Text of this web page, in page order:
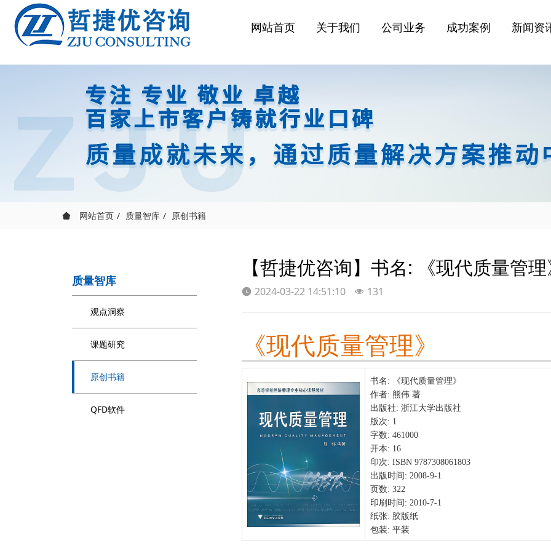
网站首页 关于我们
公司简介 首席专家 咨询团队
合作客户
联系我们 招贤纳士
公司业务
咨询服务
（省市区县政府
质量奖）
管理专项改进
质量功能展开
（QFD）
培训服务
管理提升优化
实战型质量改进
质量功能展开
（QFD）
政府服务
企业顾客满意度
测评
成功案例
中国质量奖
卓越绩效模式
（省市区县政府质
管理专项改进
培训服务 政府服务
新闻资
公司新闻 政府政策 获奖信息
观点洞察 课题研究 原创书籍
网站首页 质量智库 原创书籍
【哲捷优咨询】书名: 《现代质量管理
2024-03-22 14:51:10 131
《现代质量管理》
书名:
《现代质量管理》
作者: 熊伟 著
出版社: 浙江大学出版社
版次: 1
字数: 461000
开本: 16
印次: ISBN 9787308061803
出版时间: 2008-9-1
页数: 322
印刷时间: 2010-7-1
纸张: 胶版纸
包装: 平装
质量智库
观点洞察
课题研究
原创书籍
QFD软件